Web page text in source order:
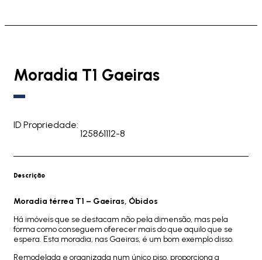
Moradia T1 Gaeiras
ID Propriedade:
125861112-8
Descrição
Moradia térrea T1 – Gaeiras, Óbidos
Há imóveis que se destacam não pela dimensão, mas pela
forma como conseguem oferecer mais do que aquilo que se
espera. Esta moradia, nas Gaeiras, é um bom exemplo disso.
Remodelada e organizada num único piso, proporciona a